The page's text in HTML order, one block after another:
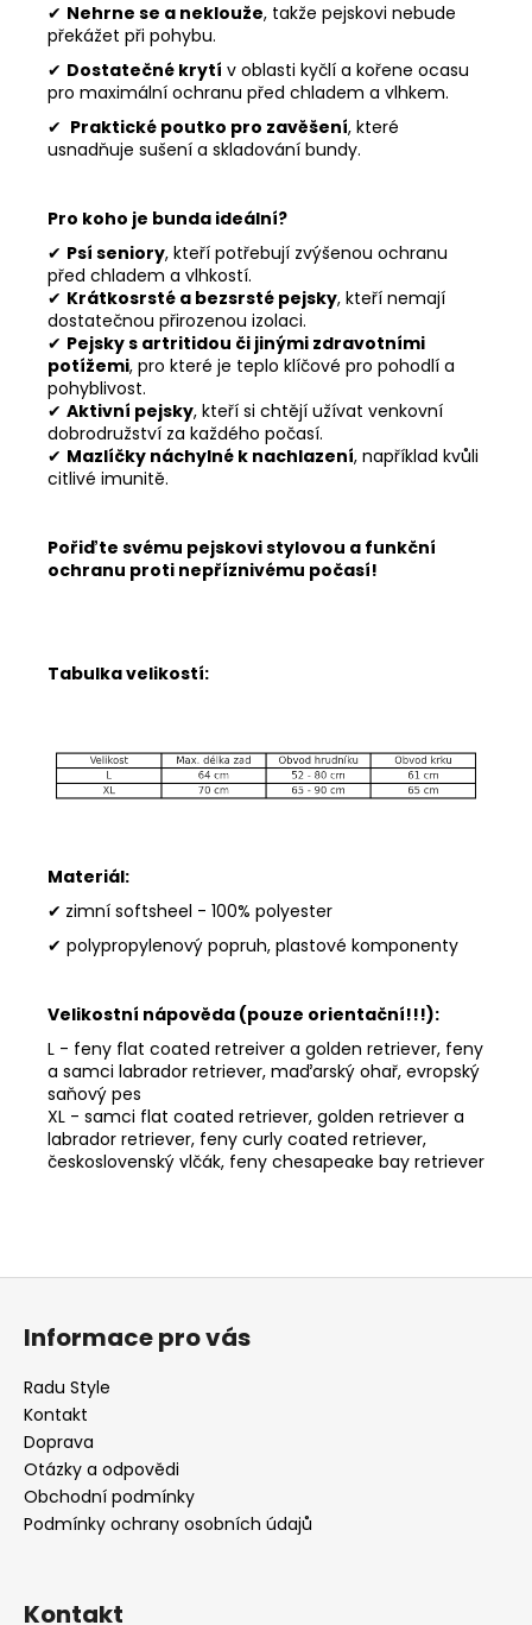
✔ Nehrne se a neklouže, takže pejskovi nebude
překážet při pohybu.
✔ Dostatečné krytí v oblasti kyčlí a kořene ocasu
pro maximální ochranu před chladem a vlhkem.
✔ Praktické poutko pro zavěšení, které
usnadňuje sušení a skladování bundy.
Pro koho je bunda ideální?
✔ Psí seniory, kteří potřebují zvýšenou ochranu
před chladem a vlhkostí.
✔ Krátkosrsté a bezsrsté pejsky, kteří nemají
dostatečnou přirozenou izolaci.
✔ Pejsky s artritidou či jinými zdravotními
potížemi, pro které je teplo klíčové pro pohodlí a
pohyblivost.
✔ Aktivní pejsky, kteří si chtějí užívat venkovní
dobrodružství za každého počasí.
✔ Mazlíčky náchylné k nachlazení, například kvůli
citlivé imunitě.
Pořiďte svému pejskovi stylovou a funkční
ochranu proti nepříznivému počasí!
Tabulka velikostí:
Materiál:
✔ zimní softsheel - 100% polyester
✔ polypropylenový popruh, plastové komponenty
Velikostní nápověda (pouze orientační!!!):
L - feny flat coated retreiver a golden retriever, feny
a samci labrador retriever, maďarský ohař, evropský
saňový pes
XL - samci flat coated retriever, golden retriever a
labrador retriever, feny curly coated retriever,
československý vlčák, feny chesapeake bay retriever
Informace pro vás
Radu Style
Kontakt
Doprava
Otázky a odpovědi
Obchodní podmínky
Podmínky ochrany osobních údajů
Kontakt